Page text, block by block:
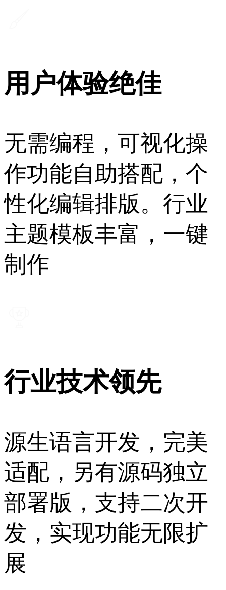
用户体验绝佳
无需编程，可视化操
作功能自助搭配，个
性化编辑排版。行业
主题模板丰富，一键
制作
行业技术领先
源生语言开发，完美
适配，另有源码独立
部署版，支持二次开
发，实现功能无限扩
展